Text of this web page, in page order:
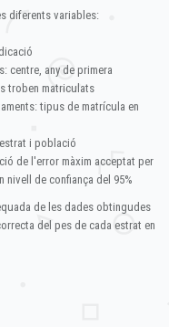
diferents variables:
centre, any de primera
troben matriculats
tipus de matrícula en
i població
de l'error màxim acceptat per
de confiança del 95%
de les dades obtingudes
del pes de cada estrat en